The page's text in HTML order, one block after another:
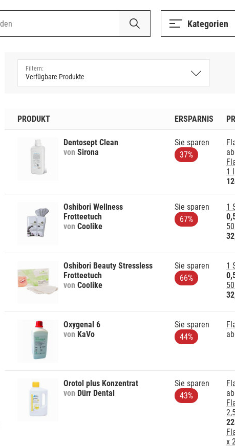
Kategorien
PRODUKT ERSPARNIS
Dentosept Clean
von Sirona
Sie sparen
37%
ab
1 l
Oshibori Wellness
Frotteetuch
von Coolike
Sie sparen
67%
1
Oshibori Beauty Stressless
Frotteetuch
von Coolike
Sie sparen
66%
1
Oxygenal 6
von KaVo
Sie sparen
44%
ab
Orotol plus Konzentrat
von Dürr Dental
Sie sparen
43%
ab
x